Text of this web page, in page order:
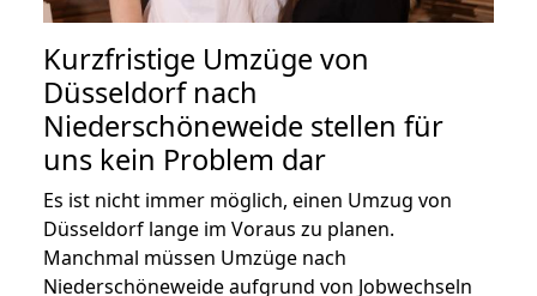
Kurzfristige Umzüge von
Düsseldorf nach
Niederschöneweide stellen für
uns kein Problem dar
Es ist nicht immer möglich, einen Umzug von
Düsseldorf lange im Voraus zu planen.
Manchmal müssen Umzüge nach
Niederschöneweide aufgrund von Jobwechseln